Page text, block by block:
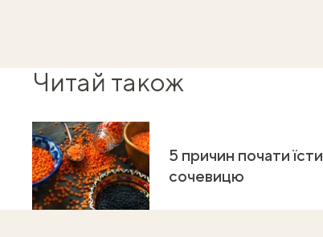
Читай також
5 причин почати їсти
сочевицю